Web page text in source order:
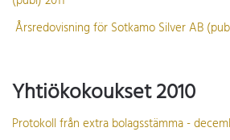
Årsredovisning för Sotkamo Silver AB
Yhtiökokoukset 2010
Protokoll från extra bolagsstämma -